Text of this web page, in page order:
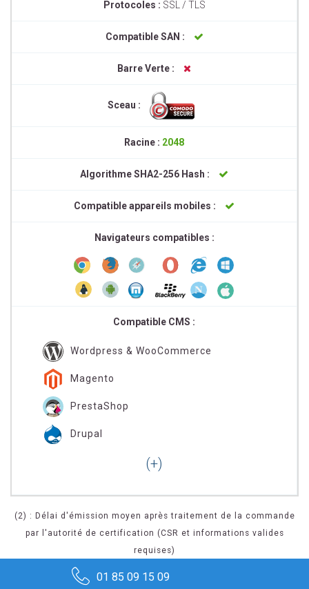
Protocoles : SSL / TLS
Compatible SAN :
Barre Verte :
Sceau :
Racine : 2048
Algorithme SHA2-256 Hash :
Compatible appareils mobiles :
Navigateurs compatibles :
Compatible CMS :
Wordpress & WooCommerce
Magento
PrestaShop
Drupal
(2) : Délai d'émission moyen après traitement de la commande
par l'autorité de certification (CSR et informations valides
requises)
01 85 09 15 09